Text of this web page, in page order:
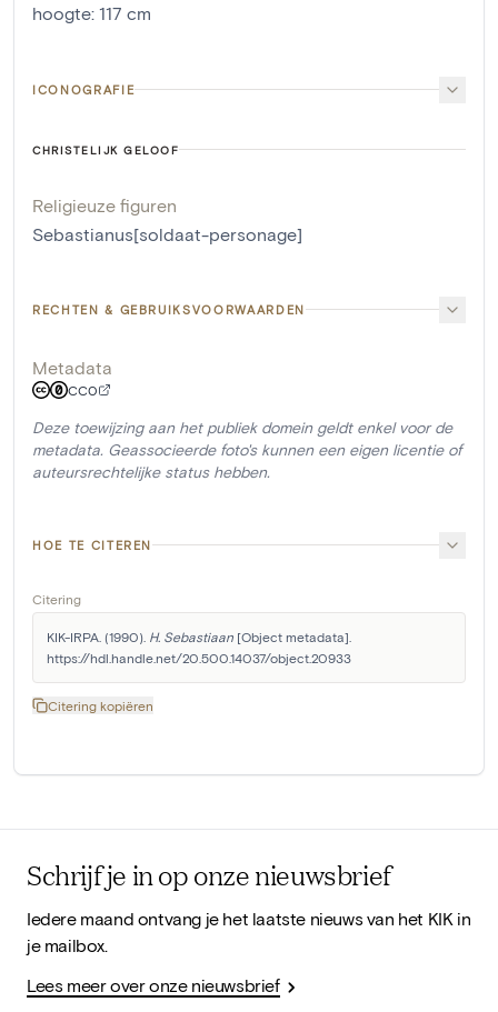
hoogte: 117 cm
ICONOGRAFIE
CHRISTELIJK GELOOF
Religieuze figuren
Sebastianus[soldaat-personage]
RECHTEN & GEBRUIKSVOORWAARDEN
Metadata
CC0
Deze toewijzing aan het publiek domein geldt enkel voor de
metadata. Geassocieerde foto's kunnen een eigen licentie of
auteursrechtelijke status hebben.
HOE TE CITEREN
Citering
KIK-IRPA. (1990). H. Sebastiaan [Object metadata].
https://hdl.handle.net/20.500.14037/object.20933
Citering kopiëren
Schrijf je in op onze nieuwsbrief
Iedere maand ontvang je het laatste nieuws van het KIK in
je mailbox.
Lees meer over onze nieuwsbrief